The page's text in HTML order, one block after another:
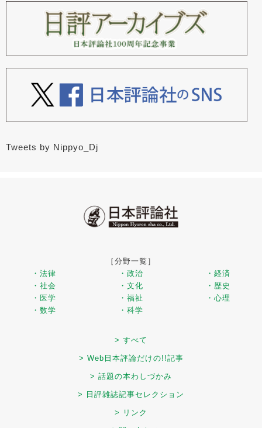
Tweets by Nippyo_Dj
［分野一覧］
・法律
・政治
・経済
・社会
・文化
・歴史
・医学
・福祉
・心理
・数学
・科学
> すべて
> Web日本評論だけの!!記事
> 話題の本わしづかみ
> 日評雑誌記事セレクション
> リンク